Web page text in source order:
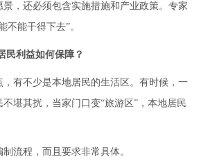
，还必须包含实施措施和产业政策。专家
不能干得下去”。
民利益如何保障？
有不少是本地居民的生活区。有时候，一
堪其扰，当家门口变“旅游区”，本地居民
流程，而且要求非常具体。